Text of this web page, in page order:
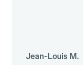
Jean-Louis M.